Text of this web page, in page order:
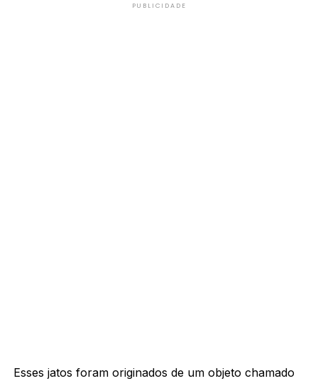
PUBLICIDADE
Esses jatos foram originados de um objeto chamado